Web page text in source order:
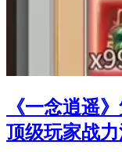
《一念逍遥
顶级玩家战